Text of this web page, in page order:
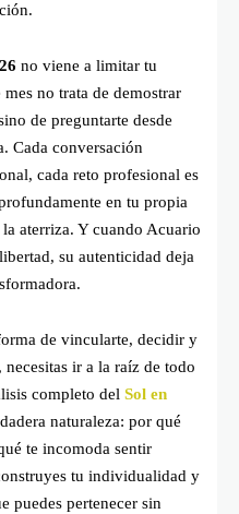
no viene a limitar tu
no trata de demostrar
de preguntarte desde
Cada conversación
cada reto profesional es
en tu propia
aterriza. Y cuando Acuario
su autenticidad deja
de vincularte, decidir y
ir a la raíz de todo
completo del Sol en
naturaleza: por qué
te incomoda sentir
tu individualidad y
puedes pertenecer sin